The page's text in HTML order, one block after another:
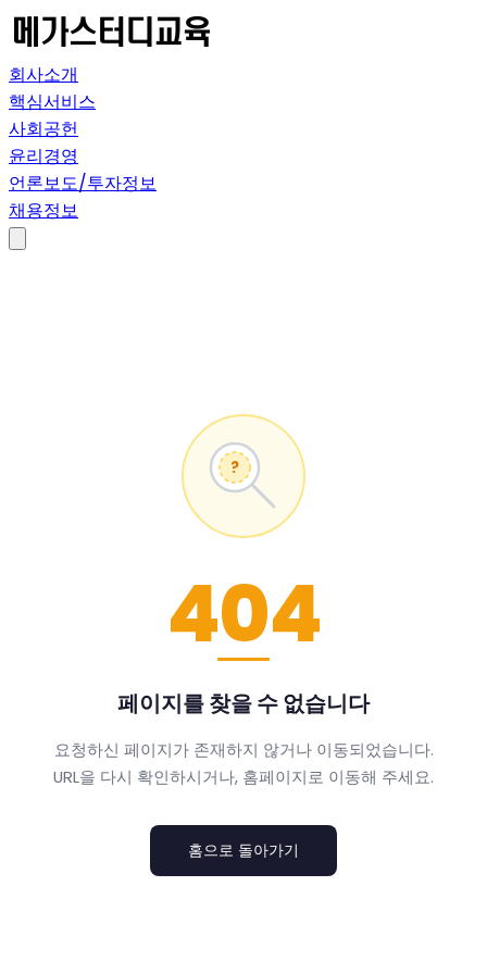
회사소개
핵심서비스
사회공헌
윤리경영
언론보도/투자정보
채용정보
?
404
페이지를 찾을 수 없습니다
요청하신 페이지가 존재하지 않거나 이동되었습니다.
URL을 다시 확인하시거나, 홈페이지로 이동해 주세요.
홈으로 돌아가기